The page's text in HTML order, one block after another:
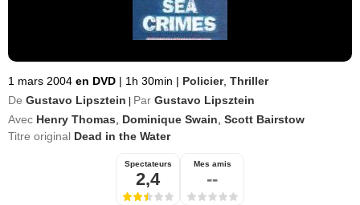
1 mars 2004 en DVD | 1h 30min | Policier, Thriller
De Gustavo Lipsztein Par Gustavo Lipsztein
Avec Henry Thomas Dominique Swain Scott Bairstow
Titre original Dead in the Water
Spectateurs
2,4
Mes amis
--